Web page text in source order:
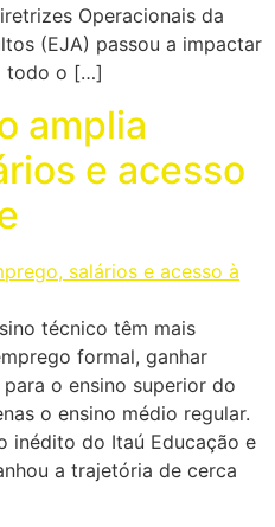
Operacionais da
(EJA) passou a impactar
todo o […]
amplia
e acesso
técnico têm mais
formal, ganhar
o ensino superior do
o ensino médio regular.
inédito do Itaú Educação e
a trajetória de cerca